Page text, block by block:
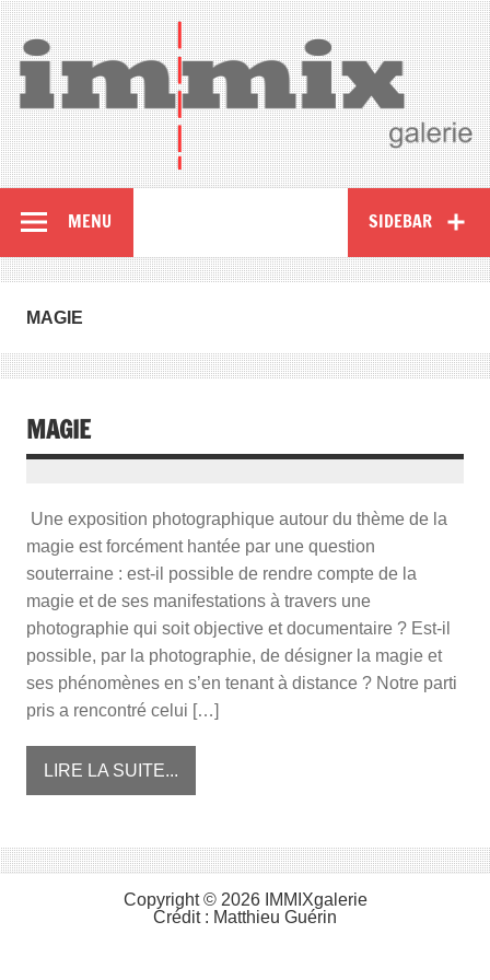
SIDEBAR
MENU
MAGIE
MAGIE
Une exposition photographique autour du thème de la
magie est forcément hantée par une question
souterraine : est-il possible de rendre compte de la
magie et de ses manifestations à travers une
photographie qui soit objective et documentaire ? Est-il
possible, par la photographie, de désigner la magie et
ses phénomènes en s’en tenant à distance ? Notre parti
pris a rencontré celui […]
LIRE LA SUITE...
Copyright © 2026 IMMIXgalerie
Crédit : Matthieu Guérin